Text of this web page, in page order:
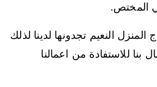
المختص.
النعيم تجدونها لدينا لذلك
بنا للاستفادة من اعمالنا